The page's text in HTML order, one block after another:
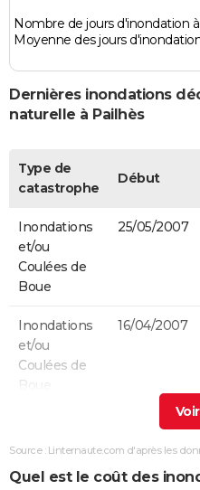
Nombre de jours d'inondation
Moyenne des jours
Dernières inondations
naturelle à Pailhès
Type de
catastrophe
Début
Inondations
et/ou
Coulées de
Boue
25/05/2007
Inondations
et/ou
Coulées de
Boue
16/04/2007
et/ou
Boue
11/06/2000
Source : Linternaute.com d'après les
Quel est le coût des